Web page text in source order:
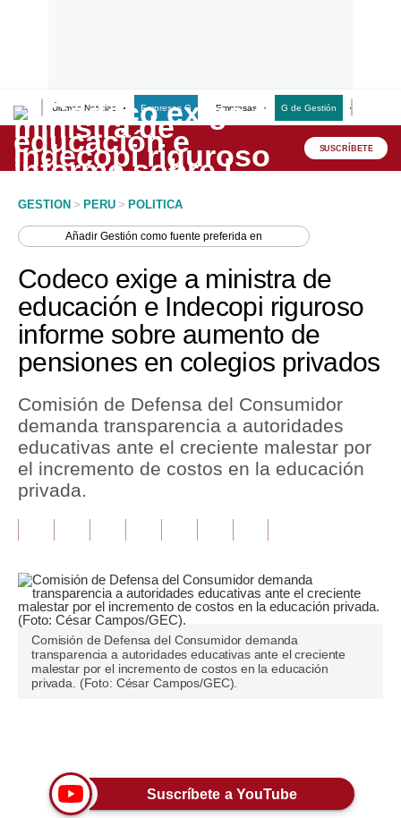
Últimas Noticias Empresas G Empresas G de Gestión
Lo último
Peru Quiosco
Economía
Mercados
Perú
Política
Tu Dinero
Finanzas Personales
Plus G
Opinión
Editorial
Pregunta de hoy
Blogs
Viajes
SUSCRÍBETE
GESTION > PERU > POLITICA
AñadirGestión como fuente preferida en
Codeco exige a ministra de
educación e Indecopi riguroso
informe sobre aumento de
pensiones en colegios privados
Comisión de Defensa del Consumidor
demanda transparencia a autoridades
educativas ante el creciente malestar por
el incremento de costos en la educación
privada.
Comisión de Defensa del Consumidor demanda
transparencia a autoridades educativas ante el creciente
malestar por el incremento de costos en la educación
privada. (Foto: César Campos/GEC).
Suscríbete a YouTube